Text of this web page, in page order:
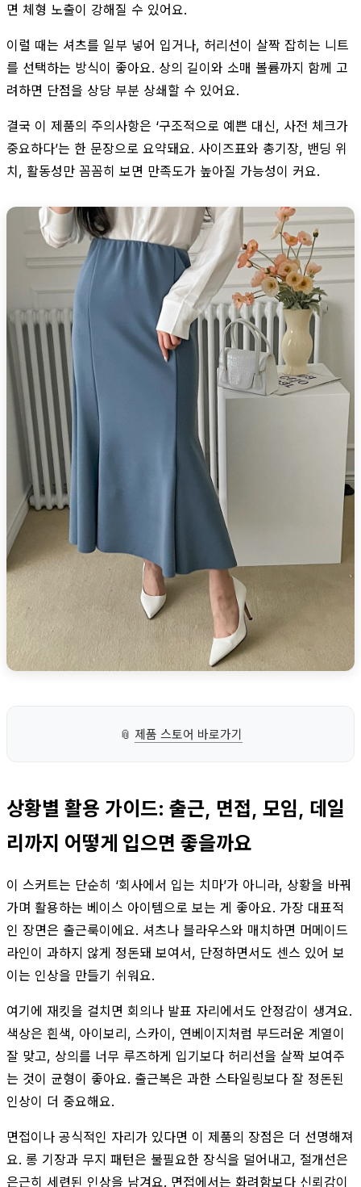
면 체형 노출이 강해질 수 있어요.
이럴 때는 셔츠를 일부 넣어 입거나, 허리선이 살짝 잡히는 니트
를 선택하는 방식이 좋아요. 상의 길이와 소매 볼륨까지 함께 고
려하면 단점을 상당 부분 상쇄할 수 있어요.
결국 이 제품의 주의사항은 ‘구조적으로 예쁜 대신, 사전 체크가
중요하다’는 한 문장으로 요약돼요. 사이즈표와 총기장, 밴딩 위
치, 활동성만 꼼꼼히 보면 만족도가 높아질 가능성이 커요.
📎 제품 스토어 바로가기
상황별 활용 가이드: 출근, 면접, 모임, 데일
리까지 어떻게 입으면 좋을까요
이 스커트는 단순히 ‘회사에서 입는 치마’가 아니라, 상황을 바꿔
가며 활용하는 베이스 아이템으로 보는 게 좋아요. 가장 대표적
인 장면은 출근룩이에요. 셔츠나 블라우스와 매치하면 머메이드
라인이 과하지 않게 정돈돼 보여서, 단정하면서도 센스 있어 보
이는 인상을 만들기 쉬워요.
여기에 재킷을 걸치면 회의나 발표 자리에서도 안정감이 생겨요.
색상은 흰색, 아이보리, 스카이, 연베이지처럼 부드러운 계열이
잘 맞고, 상의를 너무 루즈하게 입기보다 허리선을 살짝 보여주
는 것이 균형이 좋아요. 출근복은 과한 스타일링보다 잘 정돈된
인상이 더 중요해요.
면접이나 공식적인 자리가 있다면 이 제품의 장점은 더 선명해져
요. 롱 기장과 무지 패턴은 불필요한 장식을 덜어내고, 절개선은
은근히 세련된 인상을 남겨요. 면접에서는 화려함보다 신뢰감이